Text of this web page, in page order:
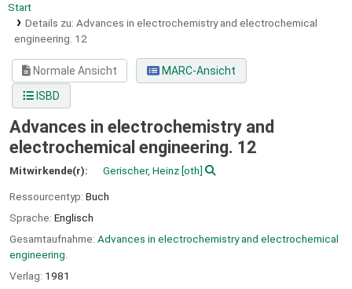
Start
Details zu: Advances in electrochemistry and electrochemical
engineering. 12
Normale Ansicht
MARC-Ansicht
ISBD
Advances in electrochemistry and
electrochemical engineering. 12
Mitwirkende(r): Gerischer, Heinz [oth]
Ressourcentyp: Buch
Sprache: Englisch
Gesamtaufnahme: Advances in electrochemistry and electrochemical
engineering.
Verlag: 1981